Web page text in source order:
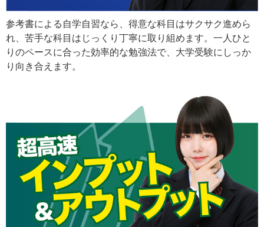
参考書による自学自習なら、得意な科目はサクサク進めら
れ、苦手な科目はじっくり丁寧に取り組めます。一人ひと
りのペースに合った効率的な勉強法で、大学受験にしっか
り向き合えます。